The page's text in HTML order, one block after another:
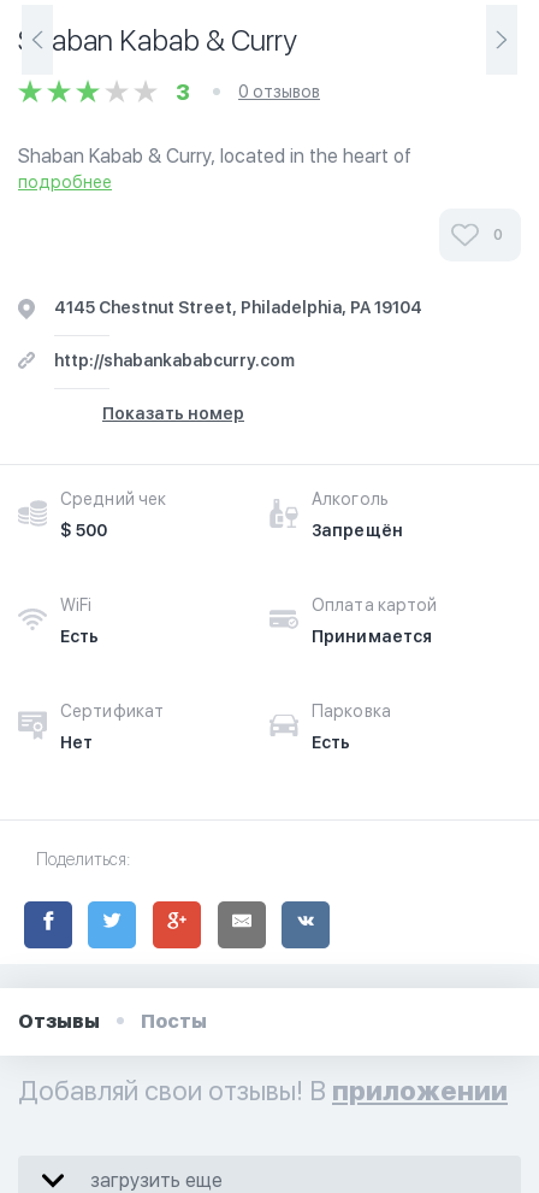
Shaban Kabab & Curry
3 0 отзывов
Shaban Kabab & Curry, located in the heart of
Philadelphia, caters to all your primary food needs.
подробнее
0
4145 Chestnut Street, Philadelphia, PA 19104
http://shabankababcurry.com
Показать номер
Средний чек
$ 500
Алкоголь
Запрещён
WiFi
Есть
Оплата картой
Принимается
Сертификат
Нет
Парковка
Есть
Поделиться:
Отзывы Посты
Добавляй свои отзывы! В приложении
загрузить еще